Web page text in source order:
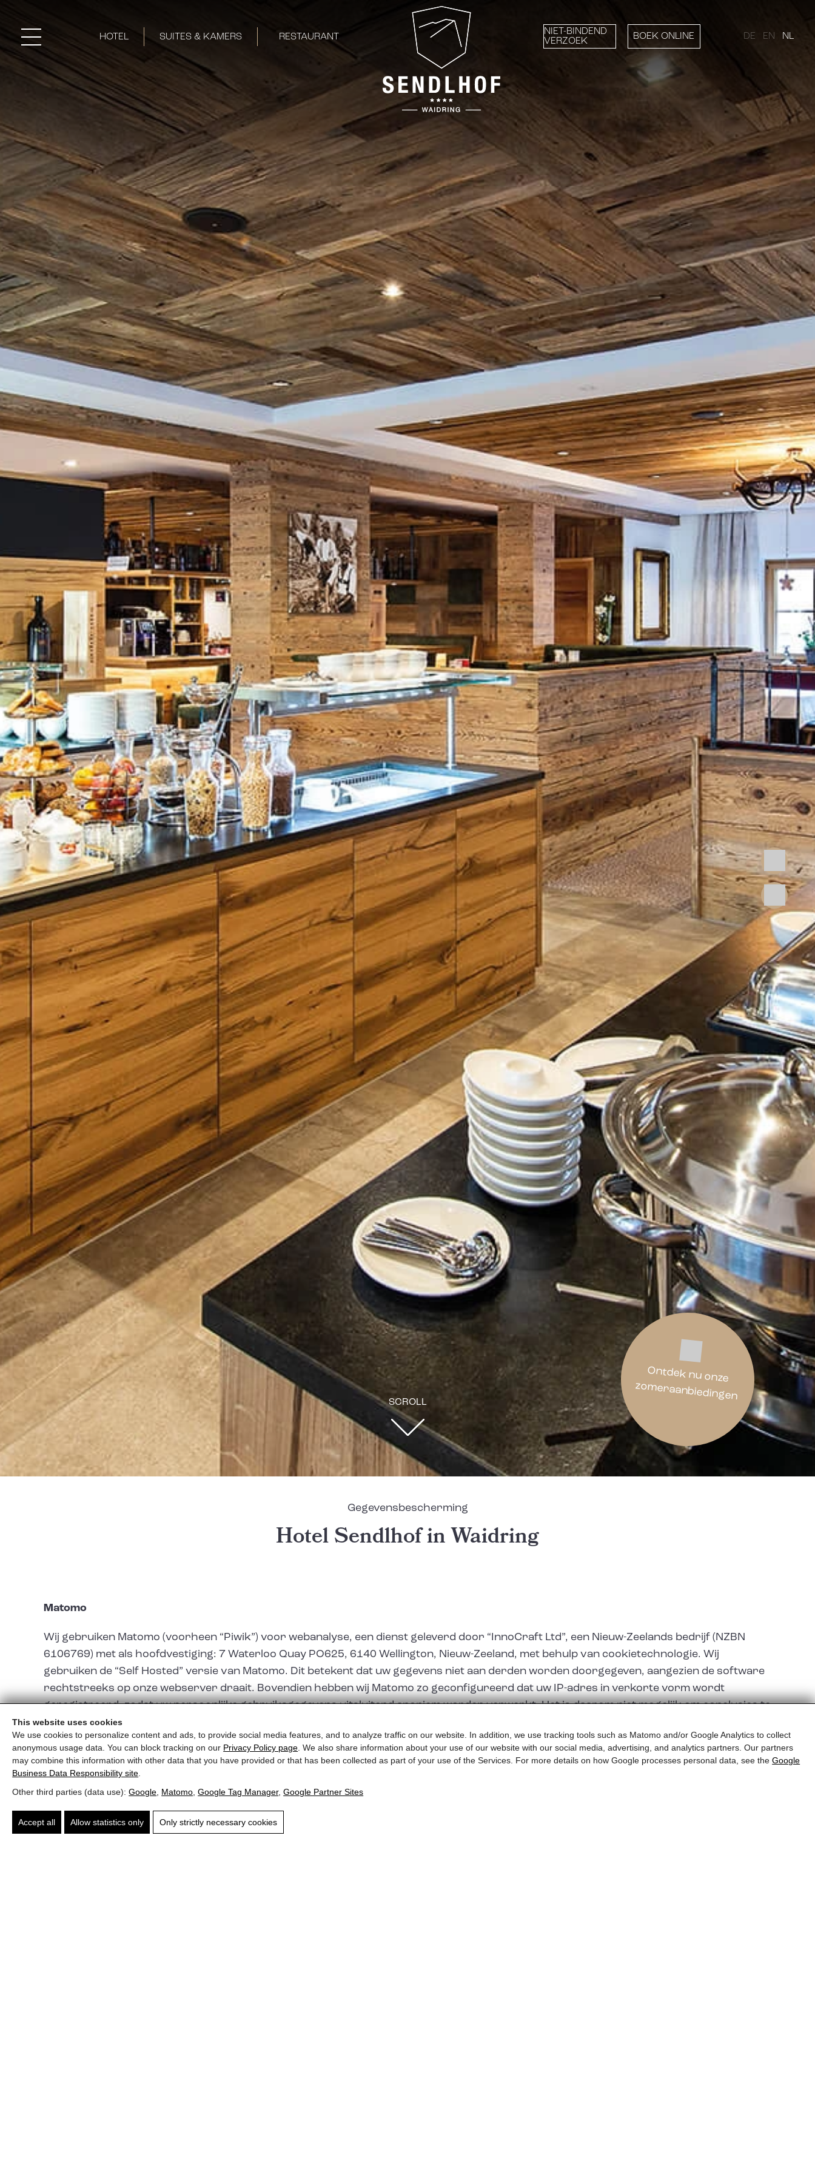
This website uses cookies
We use cookies to personalize content and ads, to provide social media features, and to analyze traffic on our website. In addition, we use tracking tools such as Matomo and/or Google Analytics to collect
anonymous usage data. You can block tracking on our Privacy Policy page . We also share information about your use of our website with our social media, advertising, and analytics partners. Our partners
may combine this information with other data that you have provided or that has been collected as part of your use of the Services. For more details on how Google processes personal data, see theGoogle
Business Data Responsibility site
Other third parties (data use):Google Matomo ,Google Tag Manager,Google Partner Sites
Accept all Allow statistics only Only strictly necessary cookies
HOTEL SUITES & KAMERS RESTAURANT
NIET-BINDEND
VERZOEK
BOEK ONLINE DE EN NL
SCROLL
Ontdek nu onze
zomeraanbiedingen
Gegevensbescherming
Hotel Sendlhof in Waidring
Matomo
Wij gebruiken Matomo (voorheen “Piwik”) voor webanalyse, een dienst geleverd door “InnoCraft Ltd”, een Nieuw-Zeelands bedrijf (NZBN
6106769) met als hoofdvestiging: 7 Waterloo Quay PO625, 6140 Wellington, Nieuw-Zeeland, met behulp van cookietechnologie. Wij
gebruiken de “Self Hosted” versie van Matomo. Dit betekent dat uw gegevens niet aan derden worden doorgegeven, aangezien de software
rechtstreeks op onze webserver draait. Bovendien hebben wij Matomo zo geconfigureerd dat uw IP-adres in verkorte vorm wordt
geregistreerd, zodat uw persoonlijke gebruiksgegevens uitsluitend anoniem worden verwerkt. Het is daarom niet mogelijk om conclusies te
trekken over uw persoon. Meer informatie over Matomo’s gebruiksvoorwaarden en gegevensbeschermingsregels is te vinden op:
https://matomo.org/privacy/
Gegevensbescherming & cookies
Privacybeleid volgens de telecommunicatiewet (TKG) en de wet op de gegevensbescherming (DSG)